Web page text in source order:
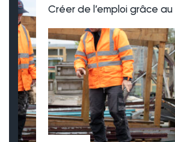
Créer de l’emploi grâce